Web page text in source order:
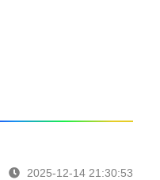
2025-12-14 21:30:53